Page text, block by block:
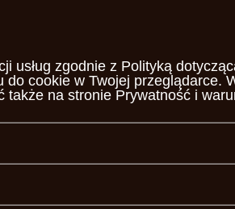
publikując dla innych.
5/5
usług zgodnie z Polityką
cookie w Twojej przeglądarce.
także na stronie Prywatność i